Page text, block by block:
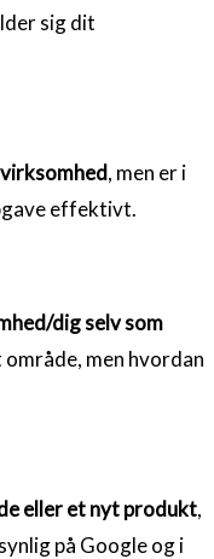
sig dit
, men er i
effektivt.
dig selv som
men hvordan
eller et nyt produkt,
på Google og i